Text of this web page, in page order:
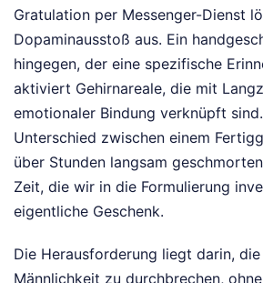
Gratulation per Messenger-Dienst
Dopaminausstoß aus. Ein
hingegen, der eine spezifische
aktiviert Gehirnareale, die mit
emotionaler Bindung verknüpft
Unterschied zwischen einem
über Stunden langsam
Zeit, die wir in die Formulierung
eigentliche Geschenk.
Die Herausforderung liegt darin,
Männlichkeit zu durchbrechen,